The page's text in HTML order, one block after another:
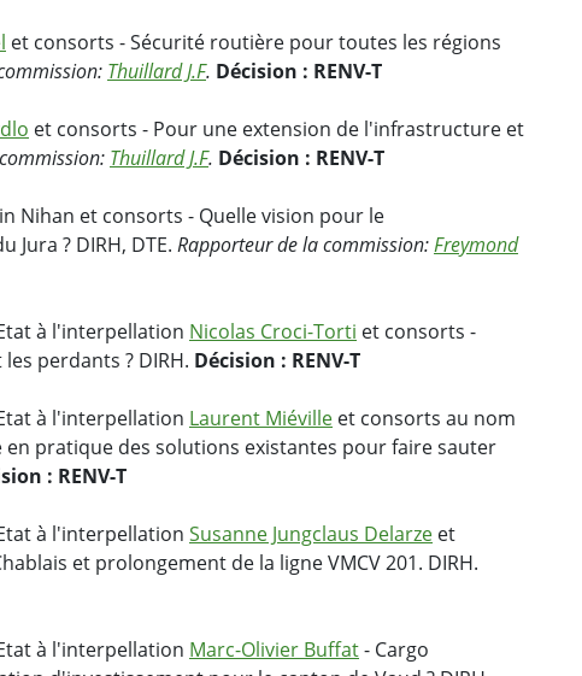
et consorts - Sécurité routière pour toutes les régions
Thuillard J.F. Décision : RENV-T
et consorts - Pour une extension de l'infrastructure et
Thuillard J.F. Décision : RENV-T
Nihan et consorts - Quelle vision pour le
? DIRH, DTE. Rapporteur de la commission:Freymond
à l'interpellation Nicolas Croci-Torti et consorts -
perdants ? DIRH. Décision : RENV-T
à l'interpellation Laurent Miéville et consorts au nom
pratique des solutions existantes pour faire sauter
: RENV-T
à l'interpellation Susanne Jungclaus Delarze et
et prolongement de la ligne VMCV 201. DIRH.
à l'interpellation Marc-Olivier Buffat- Cargo